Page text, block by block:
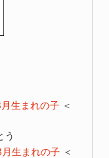
生まれの子 ＜
う
生まれの子 ＜